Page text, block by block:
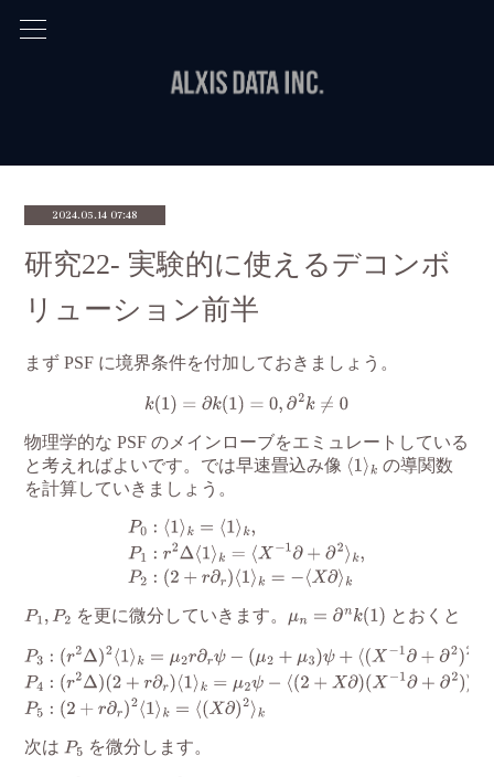
2024.05.14 07:48
研究22- 実験的に使えるデコンボ
リューション前半